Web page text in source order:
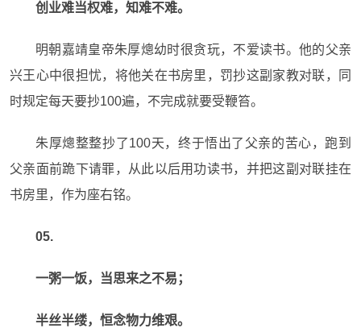
创业难当权难，知难不难。
明朝嘉靖皇帝朱厚熜幼时很贪玩，不爱读书。他的父亲
兴王心中很担忧，将他关在书房里，罚抄这副家教对联，同
时规定每天要抄100遍，不完成就要受鞭笞。
朱厚熜整整抄了100天，终于悟出了父亲的苦心，跑到
父亲面前跪下请罪，从此以后用功读书，并把这副对联挂在
书房里，作为座右铭。
05.
一粥一饭，当思来之不易；
半丝半缕，恒念物力维艰。